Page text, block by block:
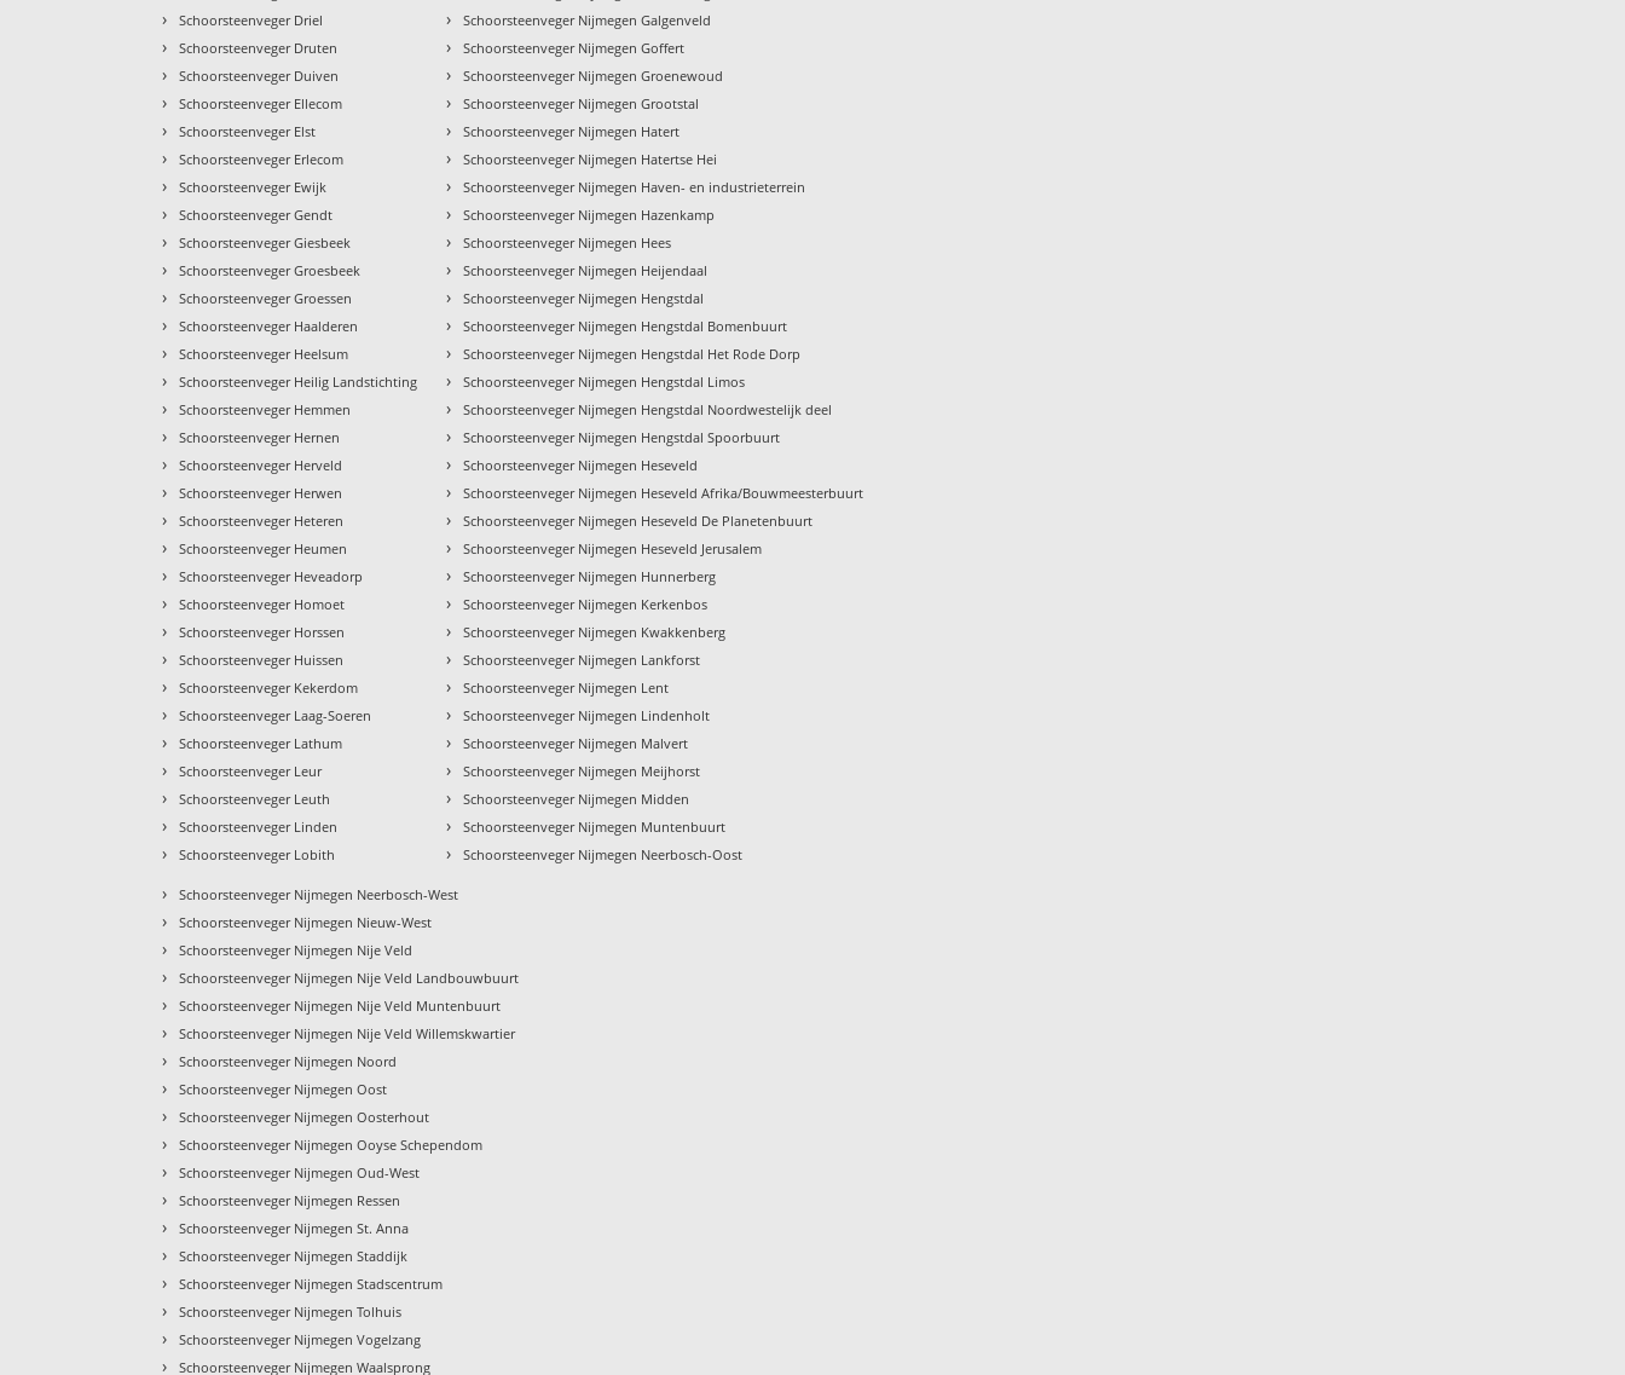
› Schoorsteenveger Driel
› Schoorsteenveger Druten
› Schoorsteenveger Duiven
› Schoorsteenveger Ellecom
› Schoorsteenveger Elst
› Schoorsteenveger Erlecom
› Schoorsteenveger Ewijk
› Schoorsteenveger Gendt
› Schoorsteenveger Giesbeek
› Schoorsteenveger Groesbeek
› Schoorsteenveger Groessen
› Schoorsteenveger Haalderen
› Schoorsteenveger Heelsum
› Schoorsteenveger Heilig Landstichting
› Schoorsteenveger Hemmen
› Schoorsteenveger Hernen
› Schoorsteenveger Herveld
› Schoorsteenveger Herwen
› Schoorsteenveger Heteren
› Schoorsteenveger Heumen
› Schoorsteenveger Heveadorp
› Schoorsteenveger Homoet
› Schoorsteenveger Horssen
› Schoorsteenveger Huissen
› Schoorsteenveger Kekerdom
› Schoorsteenveger Laag-Soeren
› Schoorsteenveger Lathum
› Schoorsteenveger Leur
› Schoorsteenveger Leuth
› Schoorsteenveger Linden
› Schoorsteenveger Lobith
› Schoorsteenveger Nijmegen Galgenveld
› Schoorsteenveger Nijmegen Goffert
› Schoorsteenveger Nijmegen Groenewoud
› Schoorsteenveger Nijmegen Grootstal
› Schoorsteenveger Nijmegen Hatert
› Schoorsteenveger Nijmegen Hatertse Hei
› Schoorsteenveger Nijmegen Haven- en industrieterrein
› Schoorsteenveger Nijmegen Hazenkamp
› Schoorsteenveger Nijmegen Hees
› Schoorsteenveger Nijmegen Heijendaal
› Schoorsteenveger Nijmegen Hengstdal
› Schoorsteenveger Nijmegen Hengstdal Bomenbuurt
› Schoorsteenveger Nijmegen Hengstdal Het Rode Dorp
› Schoorsteenveger Nijmegen Hengstdal Limos
› Schoorsteenveger Nijmegen Hengstdal Noordwestelijk deel
› Schoorsteenveger Nijmegen Hengstdal Spoorbuurt
› Schoorsteenveger Nijmegen Heseveld
› Schoorsteenveger Nijmegen Heseveld Afrika/Bouwmeesterbuurt
› Schoorsteenveger Nijmegen Heseveld De Planetenbuurt
› Schoorsteenveger Nijmegen Heseveld Jerusalem
› Schoorsteenveger Nijmegen Hunnerberg
› Schoorsteenveger Nijmegen Kerkenbos
› Schoorsteenveger Nijmegen Kwakkenberg
› Schoorsteenveger Nijmegen Lankforst
› Schoorsteenveger Nijmegen Lent
› Schoorsteenveger Nijmegen Lindenholt
› Schoorsteenveger Nijmegen Malvert
› Schoorsteenveger Nijmegen Meijhorst
› Schoorsteenveger Nijmegen Midden
› Schoorsteenveger Nijmegen Muntenbuurt
› Schoorsteenveger Nijmegen Neerbosch-Oost
› Schoorsteenveger Nijmegen Neerbosch-West
› Schoorsteenveger Nijmegen Nieuw-West
› Schoorsteenveger Nijmegen Nije Veld
› Schoorsteenveger Nijmegen Nije Veld Landbouwbuurt
› Schoorsteenveger Nijmegen Nije Veld Muntenbuurt
› Schoorsteenveger Nijmegen Nije Veld Willemskwartier
› Schoorsteenveger Nijmegen Noord
› Schoorsteenveger Nijmegen Oost
› Schoorsteenveger Nijmegen Oosterhout
› Schoorsteenveger Nijmegen Ooyse Schependom
› Schoorsteenveger Nijmegen Oud-West
› Schoorsteenveger Nijmegen Ressen
› Schoorsteenveger Nijmegen St. Anna
› Schoorsteenveger Nijmegen Staddijk
› Schoorsteenveger Nijmegen Stadscentrum
› Schoorsteenveger Nijmegen Tolhuis
› Schoorsteenveger Nijmegen Vogelzang
› Schoorsteenveger Nijmegen Waalsprong